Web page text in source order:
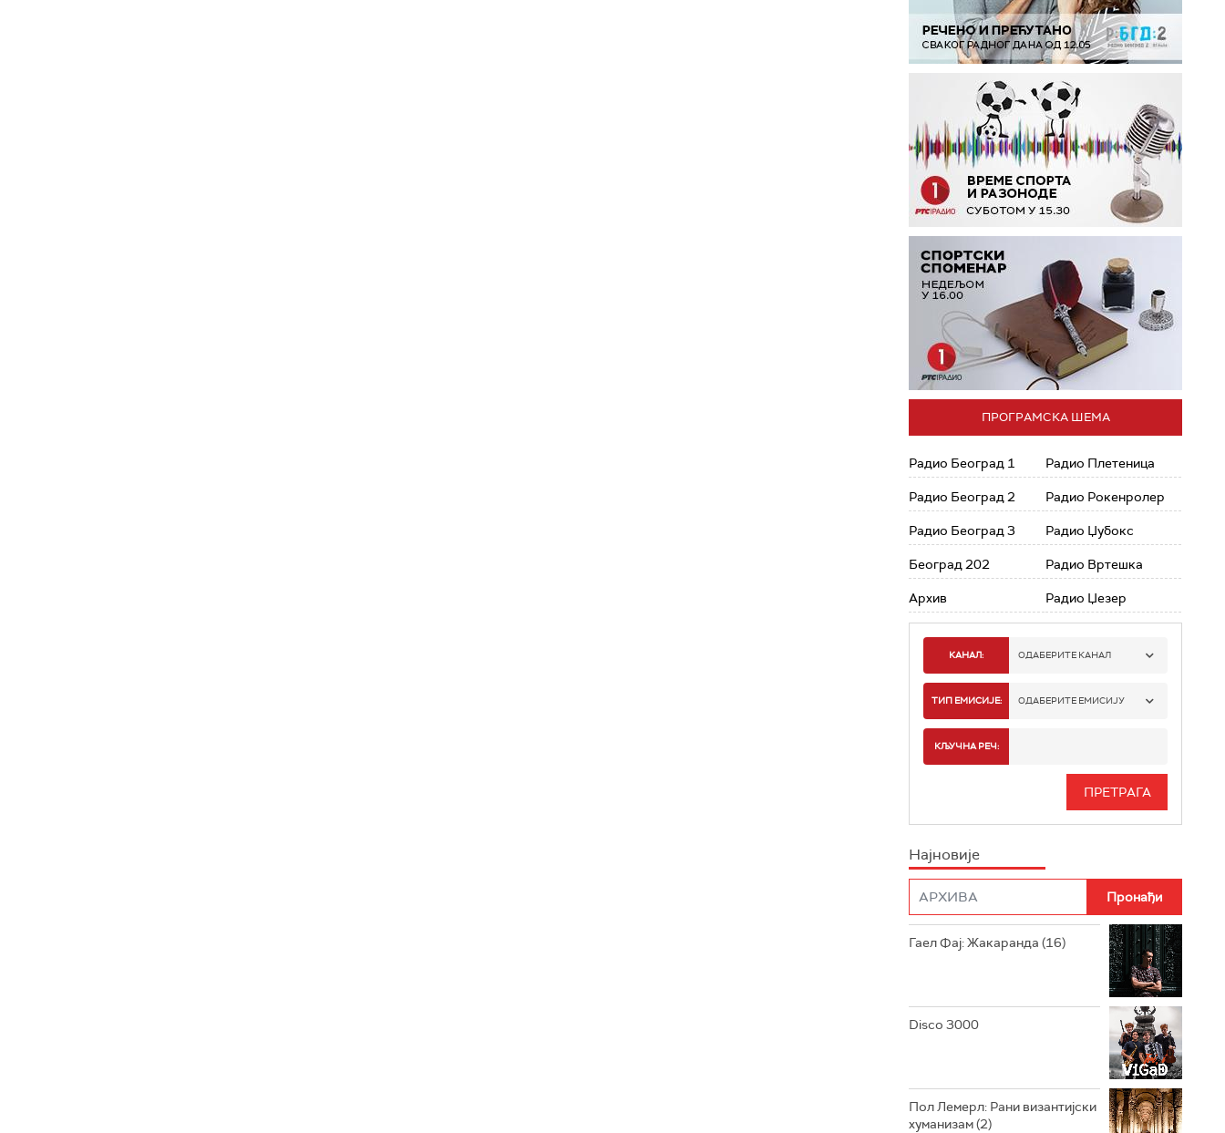
ПРОГРАМСКА ШЕМА
Радио Београд 1
Радио Београд 2
Радио Београд 3
Београд 202
Архив
Радио Плетеница
Радио Рокенролер
Радио Џубокс
Радио Вртешка
Радио Џезер
КАНАЛ: ОДАБЕРИТЕ КАНАЛ
РАДИО БЕОГРАД 1
РАДИО БЕОГРАД 3
РАДИО РОКЕНРОЛЕР
РАДИО ЏУБОКС
РАДИО ВРТЕШКА
РАДИО ЏЕЗЕР
ТИП ЕМИСИЈЕ: ОДАБЕРИТЕ ЕМИСИЈУ
ИНФО
КЉУЧНА РЕЧ:
Најновије
Гаел Фај: Жакаранда (16)
Disco 3000
Пол Лемерл: Рани византијски
хуманизам (2)